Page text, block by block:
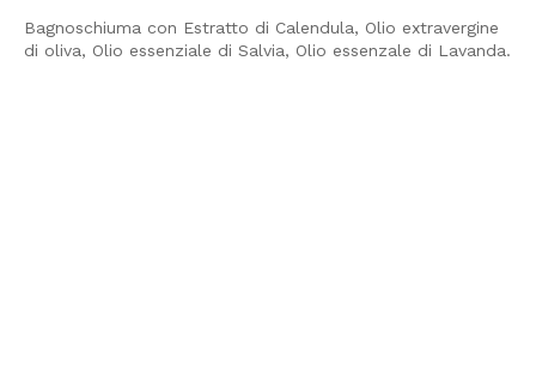
Bagnoschiuma con Estratto di Calendula, Olio extravergine
di oliva, Olio essenziale di Salvia, Olio essenzale di Lavanda.